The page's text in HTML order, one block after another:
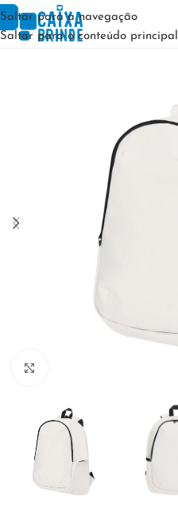
Saltar para a navegação
Saltar para o conteúdo principal